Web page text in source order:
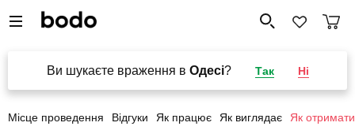
Ви шукаєте враження в Одесі? Так Ні
Місце проведення Відгуки Як працює Як виглядає Як отримати